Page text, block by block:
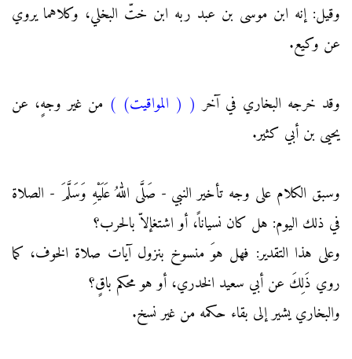
وقيل: إنه ابن موسى بن عبد ربه ابن ختّ البخلي، وكلاهما يروي
عن وكيع.
وقد خرجه البخاري في آخر ( ( المواقيت) ) من غير وجهٍ، عن
يحيى بن أبي كثير.
وسبق الكلام على وجه تأخير النبي - صَلَّى اللهُ عَلَيْهِ وَسَلَّمَ - الصلاة
في ذلك اليوم: هل كان نسياناً، أو اشتغإلاّ بالحرب؟
وعلى هذا التقدير: فهل هوَ منسوخ بنزول آيات صلاة الخوف، كما
روي ذَلِكَ عن أبي سعيد الخدري، أو هو محكم باقٍ؟
والبخاري يشير إلى بقاء حكمه من غير نسخ.